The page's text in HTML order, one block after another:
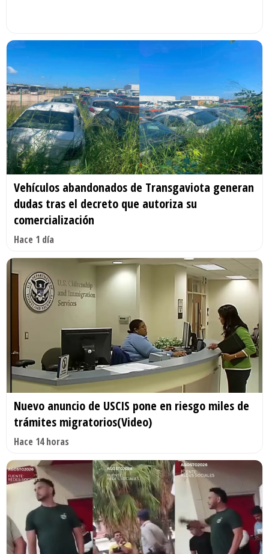
Vehículos abandonados de Transgaviota generan
dudas tras el decreto que autoriza su
comercialización
Hace 1 día
Nuevo anuncio de USCIS pone en riesgo miles de
trámites migratorios(Video)
Hace 14 horas